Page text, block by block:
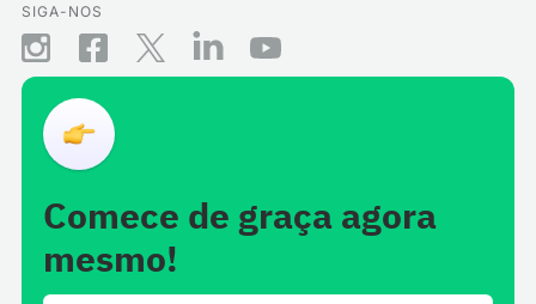
SIGA-NOS
Comece de graça agora
mesmo!